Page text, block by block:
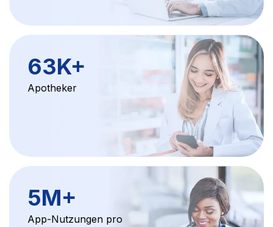
63K+
Apotheker
5M+
App-Nutzungen pro